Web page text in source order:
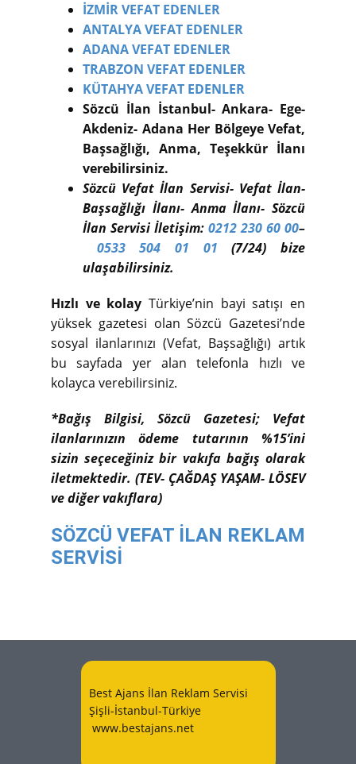
İZMİR VEFAT EDENLER
ANTALYA VEFAT EDENLER
ADANA VEFAT EDENLER
TRABZON VEFAT EDENLER
KÜTAHYA VEFAT EDENLER
Sözcü İlan İstanbul- Ankara- Ege-
Akdeniz- Adana Her Bölgeye Vefat,
Başsağlığı, Anma, Teşekkür İlanı
verebilirsiniz.
Sözcü Vefat İlan Servisi- Vefat İlan-
Başsağlığı İlanı- Anma İlanı- Sözcü
İlan Servisi İletişim: 0212 230 60 00–
0533 504 01 01 (7/24) bize
ulaşabilirsiniz.
Hızlı ve kolay Türkiye’nin bayi satışı en
yüksek gazetesi olan Sözcü Gazetesi’nde
sosyal ilanlarınızı (Vefat, Başsağlığı) artık
bu sayfada yer alan telefonla hızlı ve
kolayca verebilirsiniz.
*Bağış Bilgisi, Sözcü Gazetesi; Vefat
ilanlarınızın ödeme tutarının %15’ini
sizin seçeceğiniz bir vakıfa bağış olarak
iletmektedir. (TEV- ÇAĞDAŞ YAŞAM- LÖSEV
ve diğer vakıflara)
SÖZCÜ VEFAT İLAN REKLAM
SERVİSİ
Best Ajans İlan Reklam Servisi
Şişli-İstanbul-Türkiye
www.bestajans.net